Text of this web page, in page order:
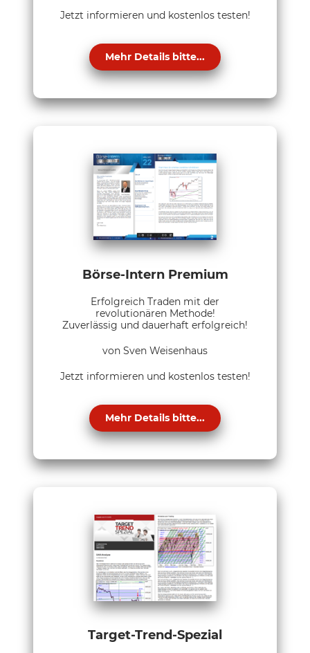
Jetzt informieren und kostenlos testen!
Mehr Details bitte...
Börse-Intern Premium
Erfolgreich Traden mit der
revolutionären Methode!
Zuverlässig und dauerhaft erfolgreich!
von Sven Weisenhaus
Jetzt informieren und kostenlos testen!
Mehr Details bitte...
Target-Trend-Spezial